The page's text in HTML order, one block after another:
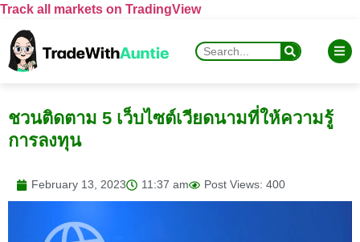
Track all markets on TradingView
ชวนติดตาม 5 เว็บไซต์เวียดนามที่ให้ความรู้
การลงทุน
February 13, 2023 11:37 am Post Views: 400